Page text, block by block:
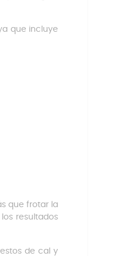
que incluye
que frotar la
resultados
de cal y